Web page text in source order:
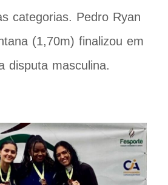
categorias. Pedro Ryan
(1,70m) finalizou em
disputa masculina.